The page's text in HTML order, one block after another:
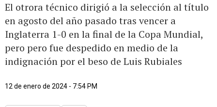
El otrora técnico dirigió a la selección al título
en agosto del año pasado tras vencer a
Inglaterra 1-0 en la final de la Copa Mundial,
pero pero fue despedido en medio de la
indignación por el beso de Luis Rubiales
12 de enero de 2024 - 7:54 PM